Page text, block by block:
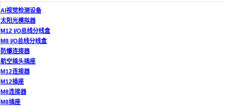
AI视觉检测设备
太阳光模拟器
M12 I/O总线分线盒
M8 I/O总线分线盒
防爆连接器
航空插头插座
M12连接器
M12插座
M8连接器
M8插座